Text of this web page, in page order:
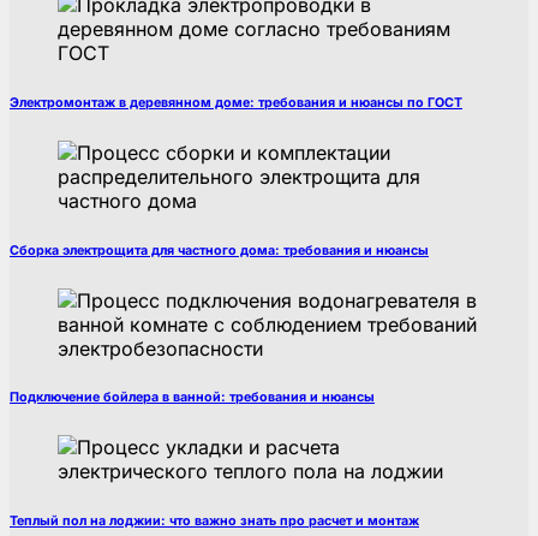
Электромонтаж в деревянном доме: требования и нюансы по ГОСТ
Сборка электрощита для частного дома: требования и нюансы
Подключение бойлера в ванной: требования и нюансы
Теплый пол на лоджии: что важно знать про расчет и монтаж